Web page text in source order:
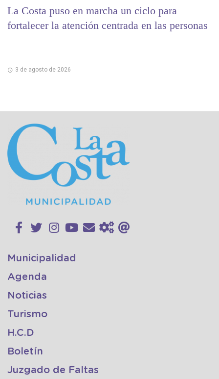
La Costa puso en marcha un ciclo para
fortalecer la atención centrada en las personas
3 de agosto de 2026
Municipalidad
Agenda
Noticias
Turismo
H.C.D
Boletín
Juzgado de Faltas